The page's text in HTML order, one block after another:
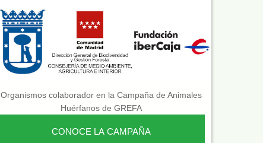
Organismos colaborador en la Campaña de Animales
Huérfanos de GREFA
CONOCE LA CAMPAÑA